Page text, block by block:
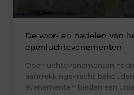
De voor- en nadelen van
openluchtevenementen
Openluchtevenementen
aantrekkingskracht
evenementen bieden een